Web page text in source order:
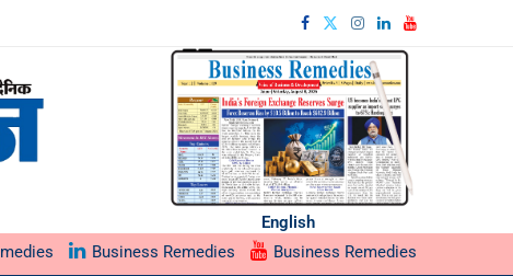
English
Business Remedies Business Remedies